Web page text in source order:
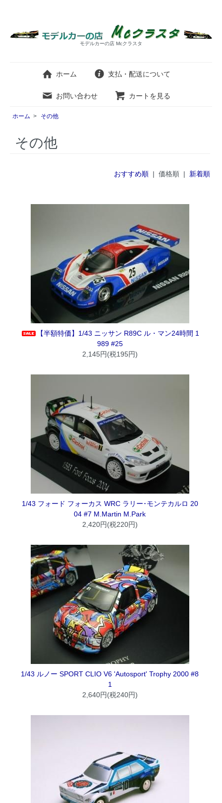
モデルカーの店 Mcクラスタ
ホーム 支払・配送について
お問い合わせ カートを見る
ホーム > その他
その他
おすすめ順| 価格順 | 新着順
【半額特価】1/43 ニッサン R89C ル・マン24時間 1
989 #25
2,145円(税195円)
1/43 フォード フォーカス WRC ラリー･モンテカルロ 20
04 #7 M.Martin M.Park
2,420円(税220円)
1/43 ルノー SPORT CLIO V6 'Autosport' Trophy 2000 #8
1
2,640円(税240円)